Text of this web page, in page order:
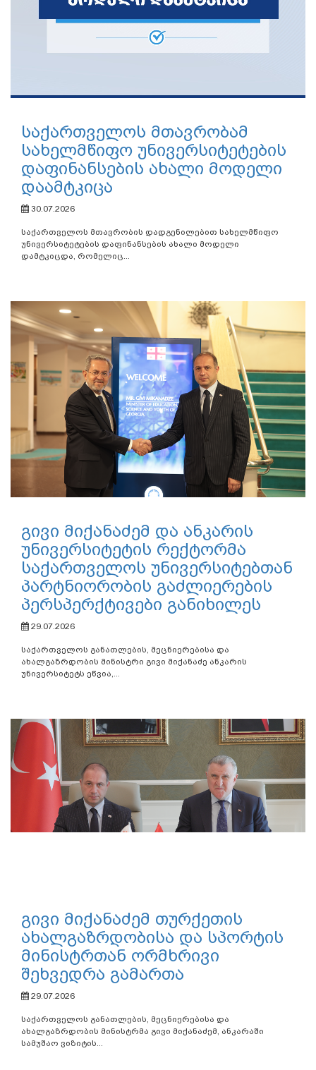
საქართველოს მთავრობამ
სახელმწიფო უნივერსიტეტების
დაფინანსების ახალი მოდელი
დაამტკიცა
30.07.2026
საქართველოს მთავრობის დადგენილებით სახელმწიფო
უნივერსიტეტების დაფინანსების ახალი მოდელი
დამტკიცდა, რომელიც...
გივი მიქანაძემ და ანკარის
უნივერსიტეტის რექტორმა
საქართველოს უნივერსიტებთან
პარტნიორობის გაძლიერების
პერსპერქტივები განიხილეს
29.07.2026
საქართველოს განათლების, მეცნიერებისა და
ახალგაზრდობის მინისტრი გივი მიქანაძე ანკარის
უნივერსიტეტს ეწვია,...
გივი მიქანაძემ თურქეთის
ახალგაზრდობისა და სპორტის
მინისტრთან ორმხრივი
შეხვედრა გამართა
29.07.2026
საქართველოს განათლების, მეცნიერებისა და
ახალგაზრდობის მინისტრმა გივი მიქანაძემ, ანკარაში
სამუშაო ვიზიტის...